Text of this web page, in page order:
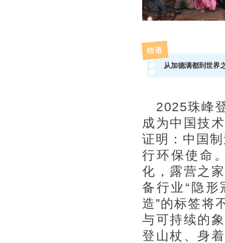
结语
从加德满都到世界
2025珠峰
成为中国技
证明：中国
行环保使命
化，露营之
备行业“隐形
造”的标签将
与可持续的
登山杖、身